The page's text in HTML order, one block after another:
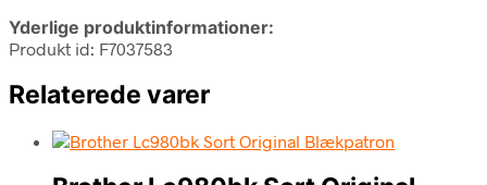
Yderlige produktinformationer:
Produkt id: F7037583
Relaterede varer